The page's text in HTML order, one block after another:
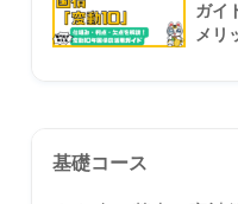
ガイ
メリ
基礎コース